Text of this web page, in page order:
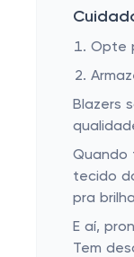
Opte
Blazers
Quando
tecido
pra
E aí,
Tem